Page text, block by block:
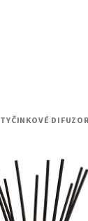
TYČINKOVÉ